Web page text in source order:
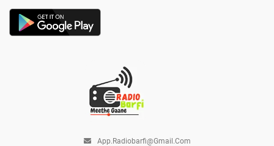
App.radiobarfi@gmail.com